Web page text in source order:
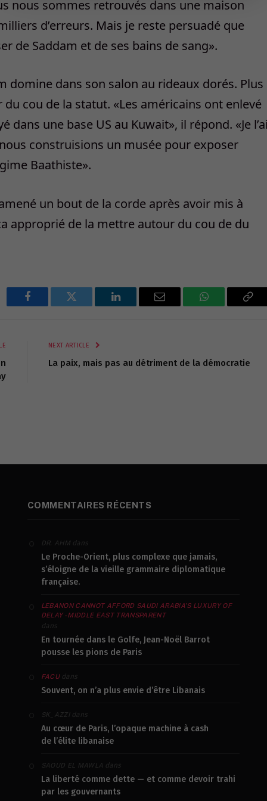
nous sommes retrouvés dans une maison
d’erreurs. Mais je reste persuadé que
de Saddam et de ses bains de sang».
domine dans son salon au rideaux dorés. Plus
cou de la statut. «Les américains ont enlevé
dans une base US au Kuwait», il répond. «Je
construisions un musée pour exposer
Baathiste».
un bout de la corde après avoir mis à
approprié de la mettre autour du cou de du
Facebook Twitter LinkedIn Email WhatsApp
NEXT ARTICLE
La paix, mais pas au détriment de la démocratie
COMMENTAIRES RÉCENTS
DR. AHMdans
Le Proche-Orient, plus complexe que jamais,
s’éloigne de la vieille grammaire diplomatique
française.
LEBANON CANNOT AFFORD SAUDI ARABIA’S LUXURY OF
DELAY - MIDDLE EAST TRANSPARENT
dans
En tournée dans le Golfe, Jean-Noël Barrot
pousse les pions de Paris
FACUdans
Souvent, on n’a plus envie d’être Libanais
SK_AZZIdans
Au cœur de Paris, l’opaque machine à cash
de l’élite libanaise
SAOUD EL MAWLA dans
La liberté comme dette — et comme devoir trahi
par les gouvernants